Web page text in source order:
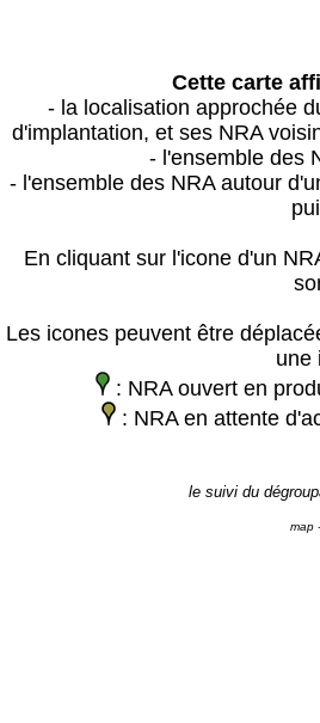
Cette carte
- la localisation approchée
d'implantation, et ses NRA
- l'ensemble des
- l'ensemble des NRA autour
En cliquant sur l'icone d'un
Les icones peuvent être
une
: NRA ouvert en
: NRA en attente
le suivi du
map